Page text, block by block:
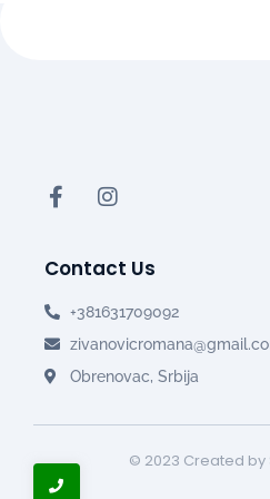
Contact Us
+381631709092
Obrenovac, Srbija
© 2023 Created by